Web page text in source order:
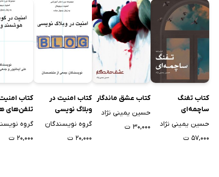
کتاب تفنگ
ساچمه‌ای
حسین یمینی نژاد
۵۷,۰۰۰ ت
کتاب عشق ماندگار
حسین یمینی نژاد
۳۰,۰۰۰ ت
کتاب ﺍﻣﻨﻴﺖ ﺩﺭ
وبلاگ نویسی
گروه نویسندگان
۲۰,۰۰۰ ت
کتاب
ﺗﻠﻔﻦ‌ﻫﺎﯼ
ﻭ ﺗﺒﻠﺖ‌ﻫﺎ
گروه
۲۰,۰۰۰ ت